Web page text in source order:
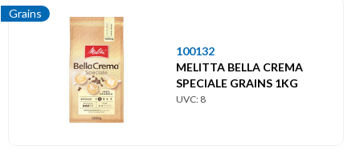
Grains
100132
MELITTA BELLA CREMA
SPECIALE GRAINS 1KG
UVC: 8